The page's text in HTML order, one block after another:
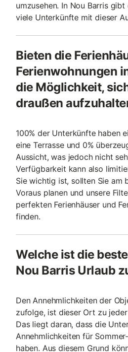
umzusehen. In Nou Barris
viele Unterkünfte mit dieser
Bieten die
Ferienwohnungen
die Möglichkeit,
draußen
100% der Unterkünfte haben
eine Terrasse und 0%
Aussicht, was jedoch nicht
Verfügbarkeit kann also
Sie wichtig ist, sollten Sie am
Voraus planen und unsere
perfekten Ferienhäuser und
finden.
Welche ist die
Nou Barris Urlaub
Den Annehmlichkeiten der
zufolge, ist dieser Ort zu
Das liegt daran, dass die
Annehmlichkeiten für
haben. Aus diesem Grund